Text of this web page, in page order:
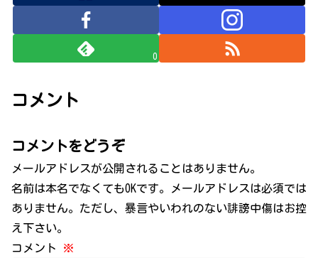
0
コメント
コメントをどうぞ
メールアドレスが公開されることはありません。
名前は本名でなくてもOKです。メールアドレスは必須では
ありません。ただし、暴言やいわれのない誹謗中傷はお控
え下さい。
コメント
※